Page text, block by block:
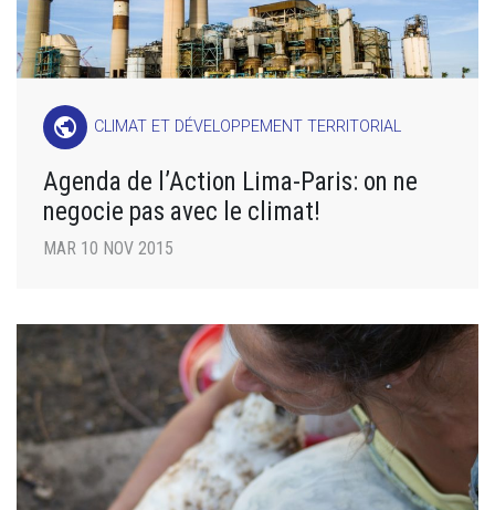
public CLIMAT ET DÉVELOPPEMENT TERRITORIAL
Agenda de l’Action Lima-Paris: on ne
negocie pas avec le climat!
MAR 10 NOV 2015